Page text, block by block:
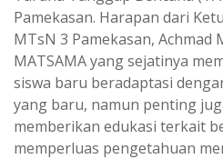
Pamekasan. Harapan dari
MTsN 3 Pamekasan, Achmad
MATSAMA yang sejatinya
siswa baru beradaptasi
yang baru, namun penting
memberikan edukasi terkait
memperluas pengetahuan